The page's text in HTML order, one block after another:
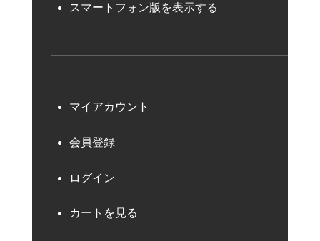
スマートフォン版を表示する
マイアカウント
会員登録
ログイン
カートを見る